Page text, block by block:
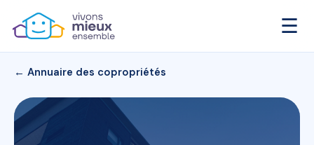
☰
← Annuaire des copropriétés